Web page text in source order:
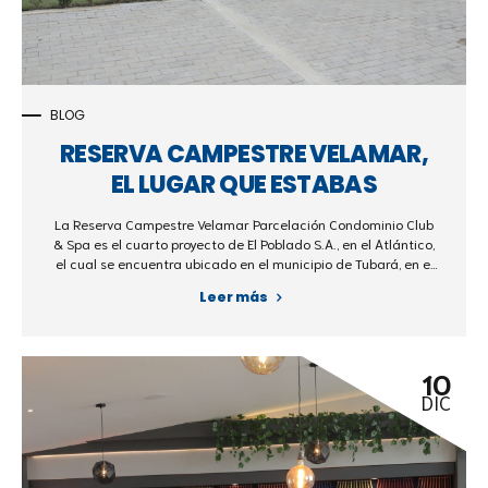
BLOG
RESERVA CAMPESTRE VELAMAR,
EL LUGAR QUE ESTABAS
ESPERANDO
La Reserva Campestre Velamar Parcelación Condominio Club
& Spa es el cuarto proyecto de El Poblado S.A., en el Atlántico,
el cual se encuentra ubicado en el municipio de Tubará, en el
condominio cuenta con una extensión de 536.000 m2 en los
Leer más
10
DIC